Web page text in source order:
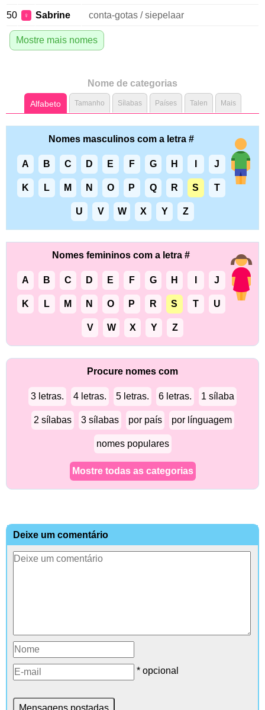
50 ♀ Sabrine conta-gotas / siepelaar
Mostre mais nomes
Nome de categorias
Alfabeto Tamanho Sílabas Países Talen Mais
Nomes masculinos com a letra #
A B C D E F G H J
K L M N O P Q R S T
U V W X Y Z
Nomes femininos com a letra #
A B C D E F G H J
K L M N O P R S T U
V W X Y Z
Procure nomes com
3 letras. 4 letras. 5 letras. 6 letras. 1 sílaba
2 sílabas 3 sílabas por país por línguagem
nomes populares
Mostre todas as categorias
Deixe um comentário
* opcional